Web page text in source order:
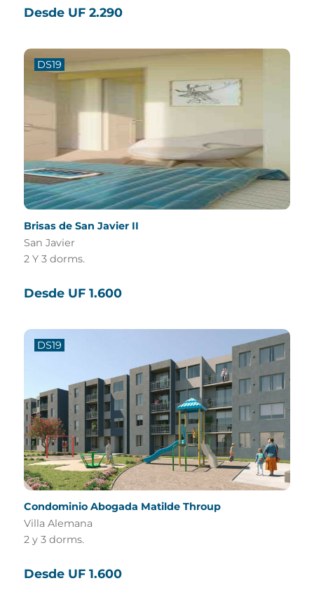
Desde UF 2.290
DS19
Brisas de San Javier II
San Javier
2 Y 3 dorms.
Desde UF 1.600
DS19
Condominio Abogada Matilde Throup
Villa Alemana
2 y 3 dorms.
Desde UF 1.600